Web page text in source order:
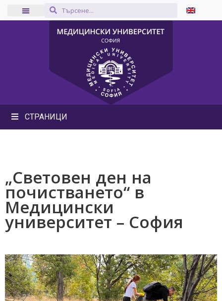
СТРАНИЦИ
„Световен ден на
почистването“ в
Медицински
университет – София